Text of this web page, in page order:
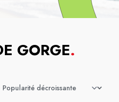
GORGE.